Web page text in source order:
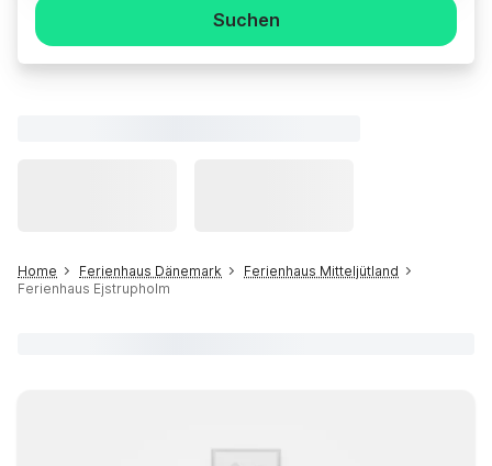
Suchen
Home Ferienhaus Dänemark
Ferienhaus Mitteljütland
Ferienhaus Ejstrupholm